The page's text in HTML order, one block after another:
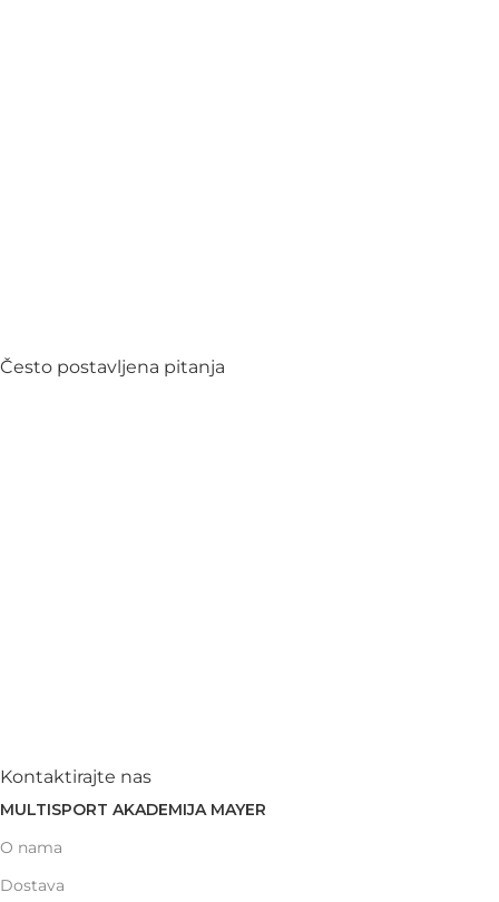
Često postavljena pitanja
Kontaktirajte nas
MULTISPORT AKADEMIJA MAYER
O nama
Dostava